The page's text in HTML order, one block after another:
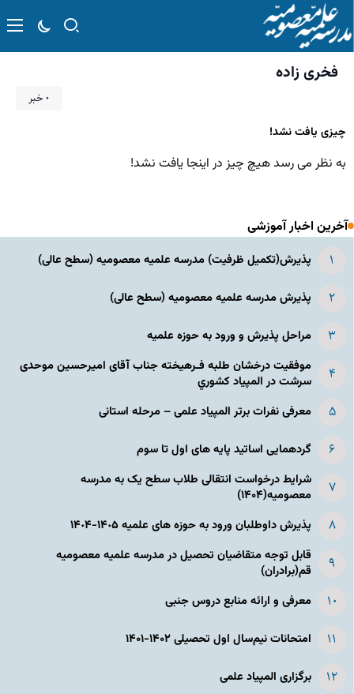
فخری زاده
۰ خبر
چیزی یافت نشد!
به نظر می رسد هیچ چیز در اینجا یافت نشد!
آخرین اخبار آموزشی
پذیرش(تکمیل ظرفیت) مدرسه علمیه معصومیه‌ (سطح عالی)
پذیرش مدرسه علمیه معصومیه‌ (سطح عالی)
مراحل پذیرش و ورود به حوزه علمیه
موفقیت درخشان طلبه فـرهیخته جناب آقای امیرحسین موحدی
سرشت در المپياد كشوري
معرفی نفرات برتر المپیاد علمی – مرحله استانی
گردهمایی اساتید پایه های اول تا سوم
شرایط درخواست انتقالی طلاب سطح یک به مدرسه
معصومیه(۱۴۰۴)
پذیرش داوطلبان ورود به حوزه های علمیه ١۴٠۵-١۴٠۴
قابل توجه متقاضیان تحصیل در مدرسه علمیه معصومیه
قم(برادران)
معرفی و ارائه منابع دروس جنبی
امتحانات نیم‌سال اول تحصیلی ۱۴۰۲-۱۴۰۱
برگزاری المپیاد علمی